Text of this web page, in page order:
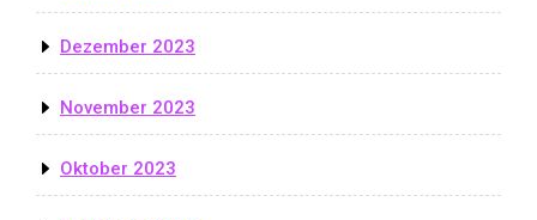
Dezember 2023
November 2023
Oktober 2023